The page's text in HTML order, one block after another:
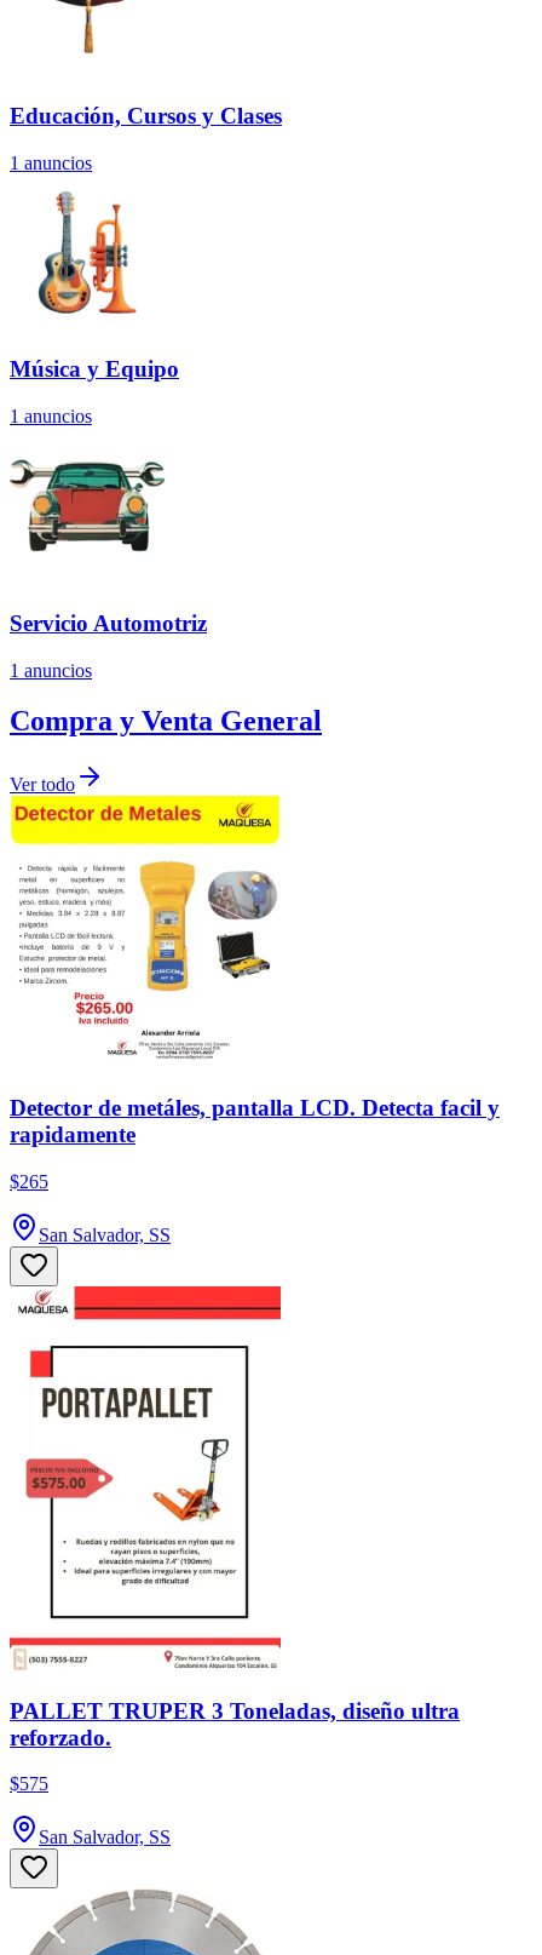
Educación, Cursos y Clases
1 anuncios
Música y Equipo
1 anuncios
Servicio Automotriz
1 anuncios
Compra y Venta General
Ver todo
Detector de metáles, pantalla LCD. Detecta facil y
rapidamente
$265
San Salvador, SS
PALLET TRUPER 3 Toneladas, diseño ultra
reforzado.
$575
San Salvador, SS